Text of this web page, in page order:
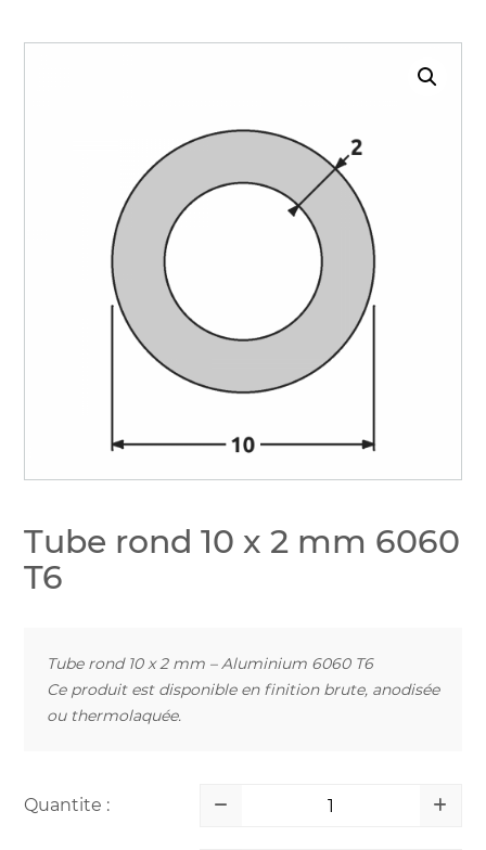
Tube rond 10 x 2 mm 6060
T6
Tube rond 10 x 2 mm – Aluminium 6060 T6
Ce produit est disponible en finition brute, anodisée
ou thermolaquée.
Quantite :